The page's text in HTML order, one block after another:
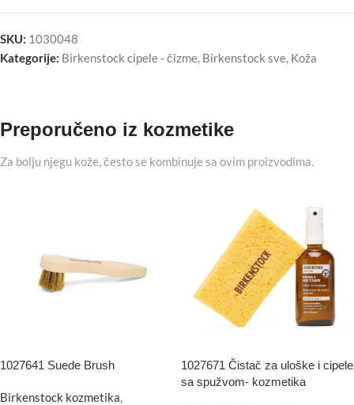
SKU: 1030048
Kategorije: Birkenstock cipele - čizme Birkenstock sve Koža
Preporučeno iz kozmetike
Za bolju njegu kože, često se kombinuje sa ovim proizvodima.
1027641 Suede Brush
Birkenstock kozmetika
1027671 Čistač za uloške i cipele
sa spužvom- kozmetika